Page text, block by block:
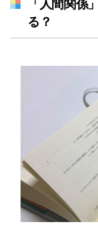
「人間関係
る？